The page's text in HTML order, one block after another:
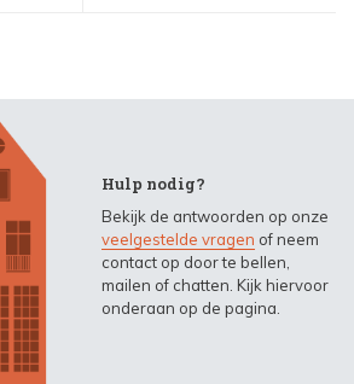
Hulp nodig?
Bekijk de antwoorden op onze
veelgestelde vragen of neem
contact op door te bellen,
mailen of chatten. Kijk hiervoor
onderaan op de pagina.